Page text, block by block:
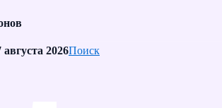
августа 2026Поиск